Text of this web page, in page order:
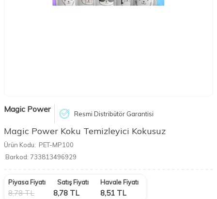
Magic Power Resmi Distribütör Garantisi
Magic Power Koku Temizleyici Kokusuz
Ürün Kodu: PET-MP100
Barkod: 733813496929
Piyasa Fiyatı
8,78TL
Satış Fiyatı
8,78 TL
Havale Fiyatı
8,51 TL